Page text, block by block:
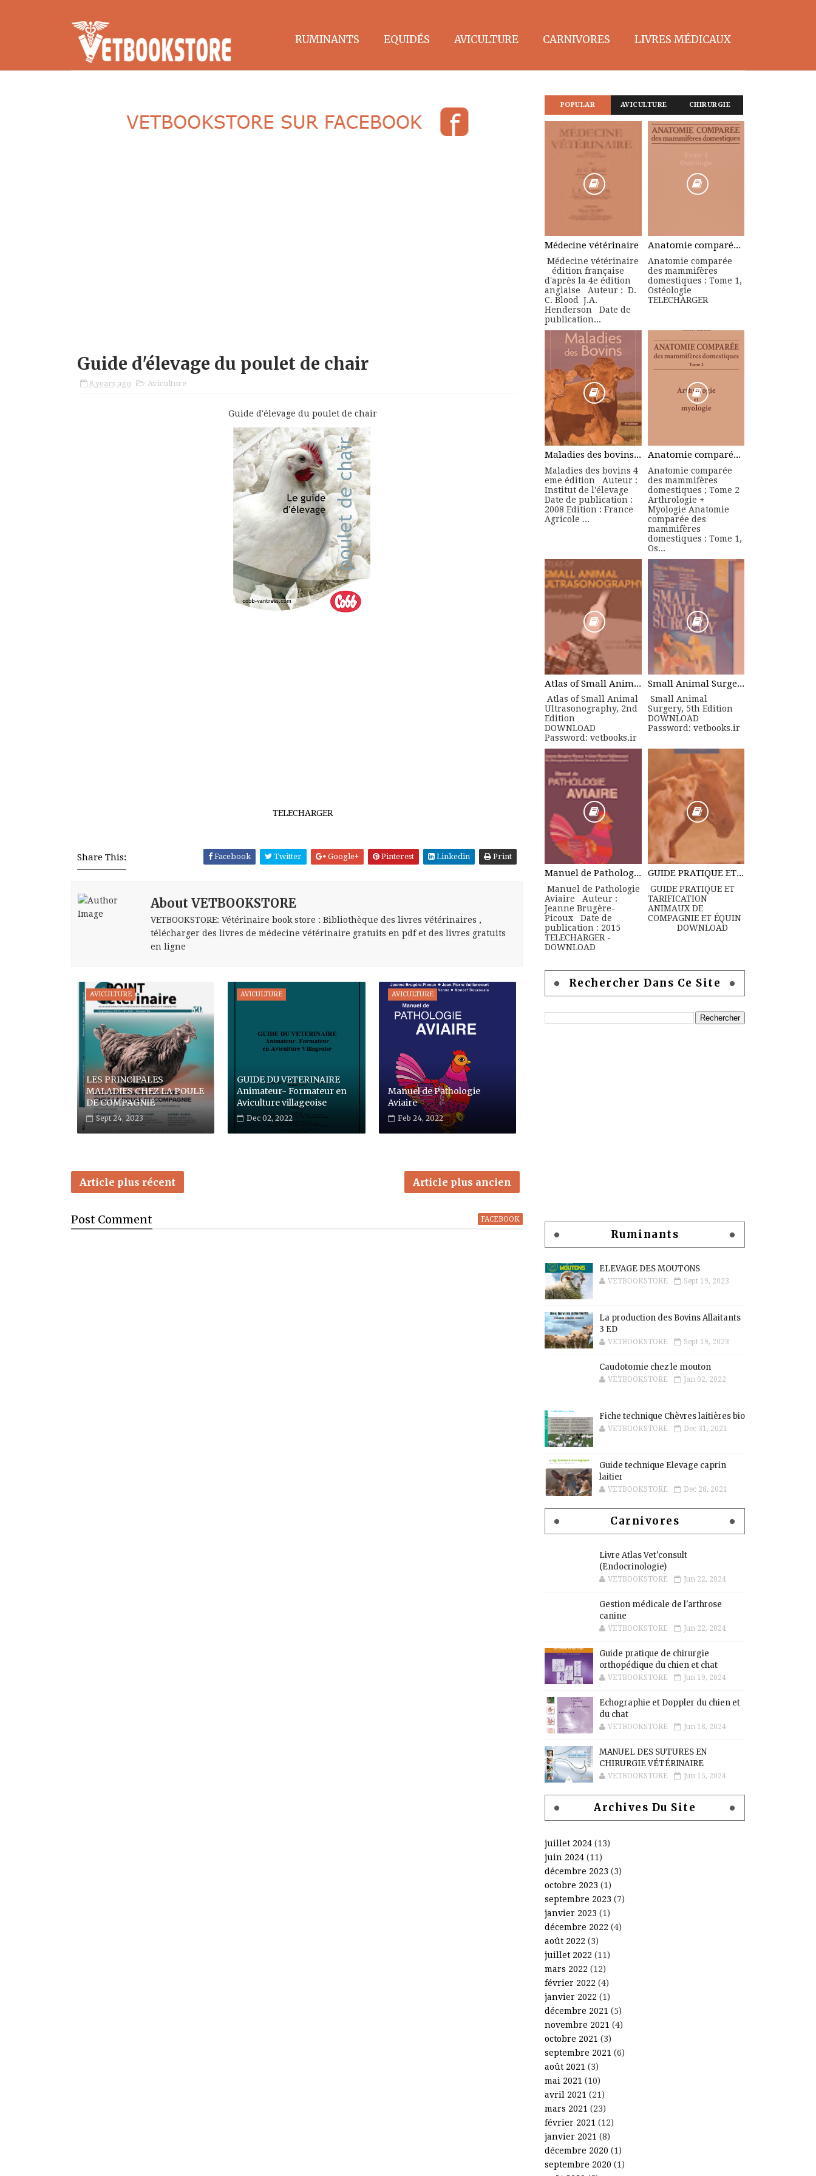
RUMINANTS EQUIDÉS AVICULTURE CARNIVORES LIVRES MÉDICAUX
Guide d'élevage du poulet de chair
8 years ago Aviculture
Guide d'élevage du poulet de chair
TELECHARGER
Share This: Facebook Twitter Google+ Pinterest Linkedin Print
About VETBOOKSTORE
VETBOOKSTORE: Vétérinaire book store : Bibliothèque des livres vétérinaires ,
télécharger des livres de médecine vétérinaire gratuits en pdf et des livres gratuits
en ligne
AVICULTURE
LES PRINCIPALES
MALADIES CHEZ LA POULE
DE COMPAGNIE
Sept 24, 2023
AVICULTURE
GUIDE DU VETERINAIRE
Animateur- Formateur en
Aviculture villageoise
Dec 02, 2022
AVICULTURE
Manuel de Pathologie
Aviaire
Feb 24, 2022
Article plus récent Article plus ancien
Post Comment FACEBOOK
POPULAR AVICULTURE CHIRURGIE
Médecine vétérinaire
Médecine vétérinaire
édition française
d'après la 4e édition
anglaise Auteur : D.
C. Blood J.A.
Henderson Date de
publication...
Anatomie comparée des mammifères domestiques : Tome 1, Ostéologie
Anatomie comparée
des mammifères
domestiques : Tome 1,
Ostéologie
TELECHARGER
Maladies des bovins 4 eme édition - Manuel Pratique
Maladies des bovins 4
eme édition Auteur :
Institut de l'élevage
Date de publication :
2008 Edition : France
Agricole ...
Anatomie comparée des mammifères domestiques ; Tome 2 Arthrologie + Myologie
Anatomie comparée
des mammifères
domestiques ; Tome 2
Arthrologie +
Myologie Anatomie
comparée des
mammifères
domestiques : Tome 1,
Os...
Atlas of Small Animal Ultrasonography, 2nd Edition
Atlas of Small Animal
Ultrasonography, 2nd
Edition
DOWNLOAD
Password: vetbooks.ir
Small Animal Surgery, 5th Edition
Small Animal
Surgery, 5th Edition
DOWNLOAD
Password: vetbooks.ir
Manuel de Pathologie Aviaire
Manuel de Pathologie
Aviaire Auteur :
Jeanne Brugère-
Picoux Date de
publication : 2015
TELECHARGER -
DOWNLOAD
GUIDE PRATIQUE ET TARIFICATION ANIMAUX DE COMPAGNIE ET ÉQUIN
GUIDE PRATIQUE ET
TARIFICATION
ANIMAUX DE
COMPAGNIE ET ÉQUIN
DOWNLOAD
Rechercher Dans Ce Site
Ruminants
ELEVAGE DES MOUTONS
VETBOOKSTORE Sept 19, 2023
La production des Bovins Allaitants
3 ED
VETBOOKSTORE Sept 19, 2023
Caudotomie chez le mouton
VETBOOKSTORE Jan 02, 2022
Fiche technique Chèvres laitières bio
VETBOOKSTORE Dec 31, 2021
Guide technique Elevage caprin
laitier
VETBOOKSTORE Dec 28, 2021
Carnivores
Livre Atlas Vet'consult
(Endocrinologie)
VETBOOKSTORE Jun 22, 2024
Gestion médicale de l'arthrose
canine
VETBOOKSTORE Jun 22, 2024
Guide pratique de chirurgie
orthopédique du chien et chat
VETBOOKSTORE Jun 19, 2024
Echographie et Doppler du chien et
du chat
VETBOOKSTORE Jun 18, 2024
MANUEL DES SUTURES EN
CHIRURGIE VÉTÉRINAIRE
VETBOOKSTORE Jun 15, 2024
Archives Du Site
juillet 2024 (13)
juin 2024 (11)
décembre 2023 (3)
octobre 2023 (1)
septembre 2023 (7)
janvier 2023 (1)
décembre 2022 (4)
août 2022 (3)
juillet 2022 (11)
mars 2022 (12)
février 2022 (4)
janvier 2022 (1)
décembre 2021 (5)
novembre 2021 (4)
octobre 2021 (3)
septembre 2021 (6)
août 2021 (3)
mai 2021 (10)
avril 2021 (21)
mars 2021 (23)
février 2021 (12)
janvier 2021 (8)
décembre 2020 (1)
septembre 2020 (1)